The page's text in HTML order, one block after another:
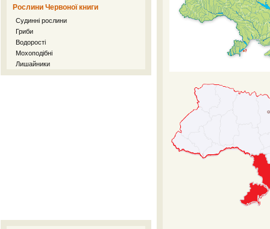
Рослини Червоної книги
Судинні рослини
Гриби
Водорості
Мохоподібні
Лишайники